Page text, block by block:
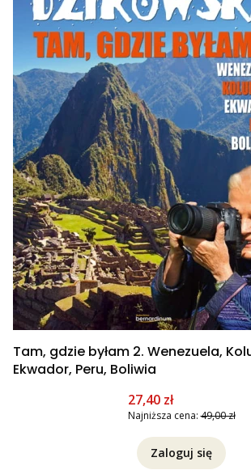
Tam, gdzie byłam 2. Wenezuela,
Ekwador, Peru, Boliwia
Cena promocyjna
27,40 zł
Najniższa cena: 49,00 zł
Zaloguj się